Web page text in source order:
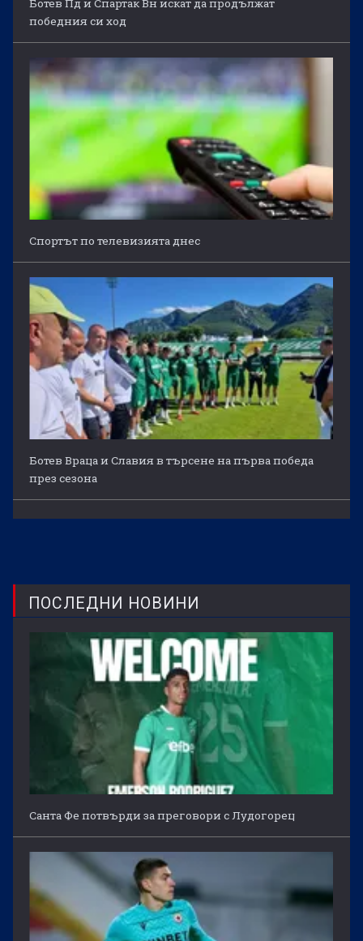
Ботев Пд и Спартак Вн искат да продължат
победния си ход
Спортът по телевизията днес
Ботев Враца и Славия в търсене на първа победа
през сезона
ПОСЛЕДНИ НОВИНИ
Санта Фе потвърди за преговори с Лудогорец